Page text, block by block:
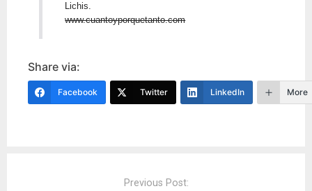
Lichis.
www.cuantoyporquetanto.com
Share via:
Facebook Twitter LinkedIn More
Previous Post: